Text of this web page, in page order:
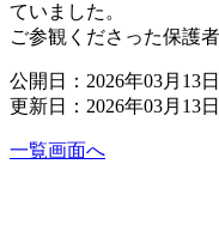
ていました。
ご参観くださった保護
公開日：2026年03月13
更新日：2026年03月13
一覧画面へ